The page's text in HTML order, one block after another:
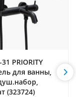
PRIORITY
для ванны,
(323724)